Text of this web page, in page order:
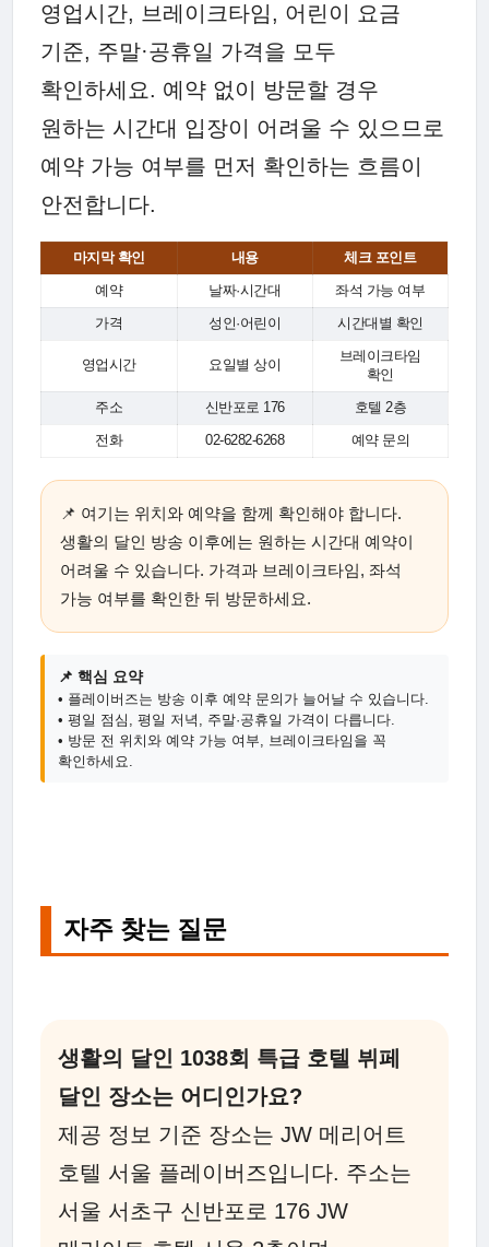
영업시간, 브레이크타임, 어린이 요금
기준, 주말·공휴일 가격을 모두
확인하세요. 예약 없이 방문할 경우
원하는 시간대 입장이 어려울 수 있으므로
예약 가능 여부를 먼저 확인하는 흐름이
안전합니다.
마지막 확인 내용 체크 포인트
예약 날짜·시간대 좌석 가능 여부
가격 성인·어린이 시간대별 확인
영업시간 요일별 상이
브레이크타임
확인
주소 신반포로 176 호텔 2층
전화 02-6282-6268 예약 문의
📌 여기는 위치와 예약을 함께 확인해야 합니다.
생활의 달인 방송 이후에는 원하는 시간대 예약이
어려울 수 있습니다. 가격과 브레이크타임, 좌석
가능 여부를 확인한 뒤 방문하세요.
📌 핵심 요약
• 플레이버즈는 방송 이후 예약 문의가 늘어날 수 있습니다.
• 평일 점심, 평일 저녁, 주말·공휴일 가격이 다릅니다.
• 방문 전 위치와 예약 가능 여부, 브레이크타임을 꼭
확인하세요.
자주 찾는 질문
생활의 달인 1038회 특급 호텔 뷔페
달인 장소는 어디인가요?
제공 정보 기준 장소는 JW 메리어트
호텔 서울 플레이버즈입니다. 주소는
서울 서초구 신반포로 176 JW